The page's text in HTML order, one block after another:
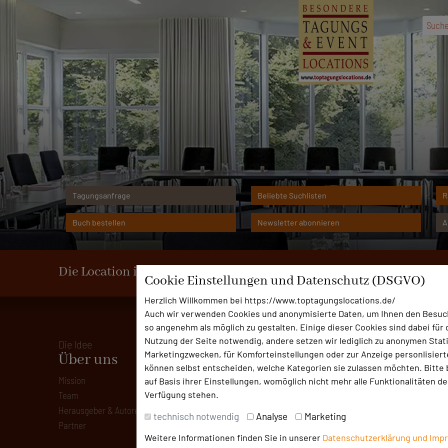
Cookie Einstellungen und Datenschutz (DSGVO)
Herzlich Willkommen bei https://www.toptagungslocations.de/
Auch wir verwenden Cookies und anonymisierte Daten, um Ihnen den
so angenehm als möglich zu gestalten. Einige dieser Cookies sind dabei für
Nutzung der Seite notwendig, andere setzen wir lediglich zu anonymen
Marketingzwecken, für Komforteinstellungen oder zur Anzeige
können selbst entscheiden, welche Kategorien sie zulassen möchten. Bitte
auf Basis ihrer Einstellungen, womöglich nicht mehr alle Funktionalitäten
Verfügung stehen.
technisch notwendig Analyse Marketing
Weitere Informationen finden Sie in unserer Datenschutzerklärung und
Tagungsanfrage Beliebte Suchlisten
Buch bestellen Newsletter abonnieren
Die Location ist kein Mitglied mehr in unserem Portal.
Die Idee
Über uns
Mission
Team
Herausgeber & Autoren
Partner
Kontakt
Für Locations
Bewerbung zur Neuaufnahme